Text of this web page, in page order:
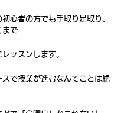
心者の方でも手取り足取り、
まで
ッスンします。
スで授業が進むなんてことは絶